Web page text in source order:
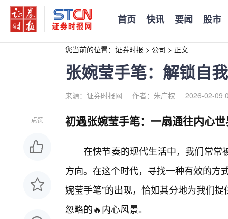
首页 快讯 要闻 股市
您当前的位置： 证券时报 > 公司 > 正文
张婉莹手笔：解锁自
来源：证券时报网 作者：朱广权 2026-02-09
点赞 初遇张婉莹手笔：一扇通往内心
在快节奏的现代生活中，我们常常
方向。在这个时代，寻找一种有效的方
婉莹手笔”的出现，恰如其分地为我们
忽略的🔥内心风景。